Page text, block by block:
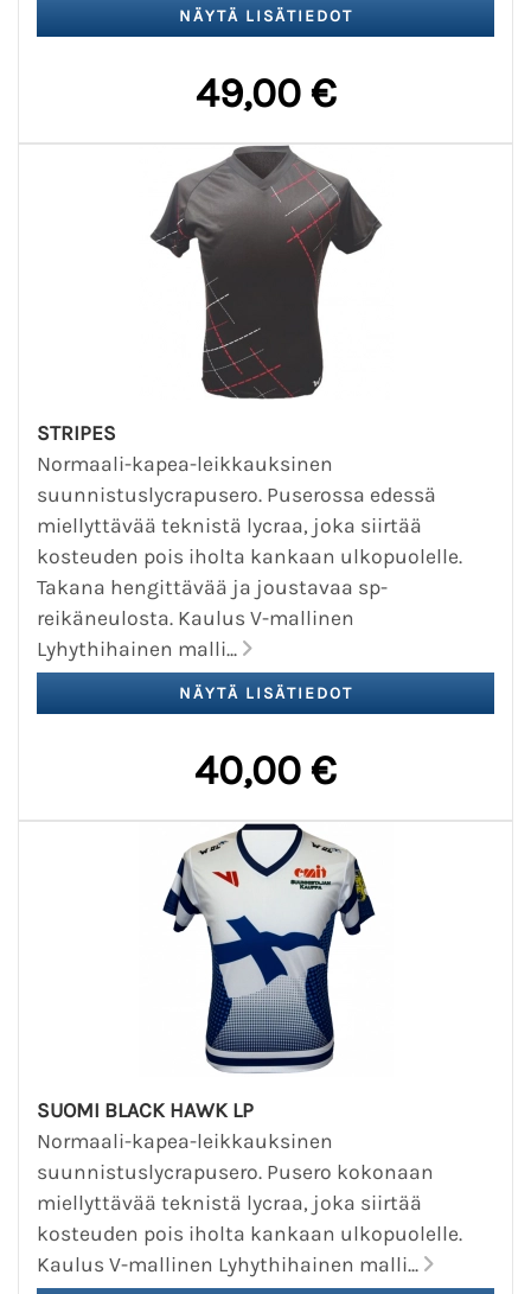
49,00 €
STRIPES
Normaali-kapea-leikkauksinen
suunnistuslycrapusero. Puserossa edessä
miellyttävää teknistä lycraa, joka siirtää
kosteuden pois iholta kankaan ulkopuolelle.
Takana hengittävää ja joustavaa sp-
reikäneulosta. Kaulus V-mallinen
Lyhythihainen malli...
40,00 €
SUOMI BLACK HAWK LP
Normaali-kapea-leikkauksinen
suunnistuslycrapusero. Pusero kokonaan
miellyttävää teknistä lycraa, joka siirtää
kosteuden pois iholta kankaan ulkopuolelle.
Kaulus V-mallinen Lyhythihainen malli...